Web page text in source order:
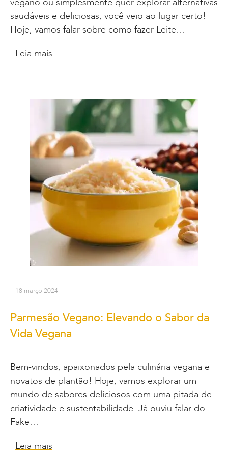
saudáveis e deliciosas, você veio ao lugar certo!
Hoje, vamos falar sobre como fazer Leite…
Leia mais
18 março 2024
Parmesão Vegano: Elevando o Sabor da
Vida Vegana
Bem-vindos, apaixonados pela culinária vegana e
novatos de plantão! Hoje, vamos explorar um
mundo de sabores deliciosos com uma pitada de
criatividade e sustentabilidade. Já ouviu falar do
Fake…
Leia mais